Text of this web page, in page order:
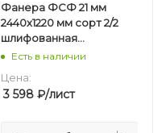
Фанера ФСФ 21 мм
2440х1220 мм сорт 2/2
шлифованная
березовая
Есть в наличии
Цена:
3 598₽/лист